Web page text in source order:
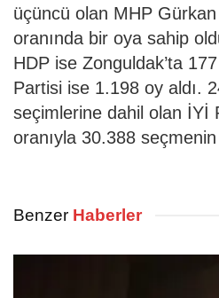
üçüncü olan MHP
oranında bir oya sahip
HDP ise Zonguldak’ta
Partisi ise 1.198 oy aldı.
seçimlerine dahil olan İYİ
oranıyla 30.388
Benzer Haberler